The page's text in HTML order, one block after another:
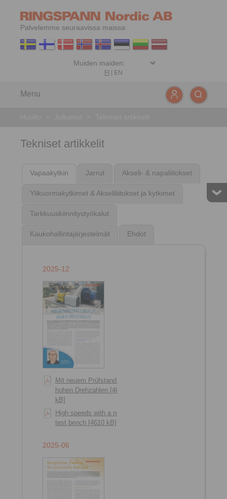
Palvelemme seuraavissa maissa:
FI EN
Menu
Tekniset artikkelit
Vapaakytkin Jarrut Akseli- & napaliitokset
Ylikuormakytkimet & Akseliliitokset ja kytkimet
Tarkkuuskiinnitystyökalut
Kaukohallintajärjestelmät Ehdot
2025-12
Mit neuem Prüfstand zu
hohen Drehzahlen [4614
kB]
High speeds with a new
test bench [4610 kB]
2025-06